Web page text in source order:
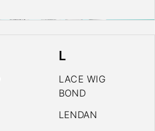
L
LACE WIG
BOND
LENDAN